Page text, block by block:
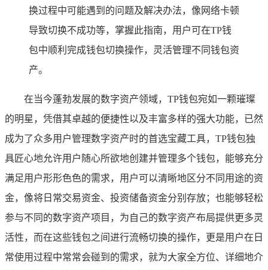
换过程中可能遇到的问题及解决办法，像网络卡顿
导致切换不成功等，掌握此指南，用户可在TP钱
包中顺利完成钱包切换操作，灵活管理不同钱包资
产。
在当今蓬勃发展的数字资产领域，TP钱包宛如一颗璀璨
的明星，凭借其卓越的便捷性以及丰富多样的强大功能，已然
成为了众多用户管理数字资产时的首选宝藏工具，TP钱包独
具匠心地允许用户随心所欲地创建并管理多个钱包，能够充分
满足用户形形色色的需求，用户可以清晰地区分不同用途的资
金，像将日常交易资金、投资储备资金分别存放；也能够轻松
参与不同的数字资产项目，为自己的数字资产布局提供更多灵
活性，而在这些钱包之间进行流畅切换的操作，更是用户在日
常使用过程中常常会碰到的需求，就为大家全方位、详细地介